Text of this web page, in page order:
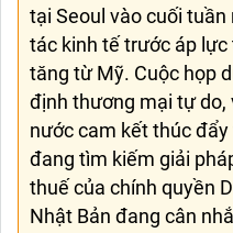
tại Seoul vào cuối
tác kinh tế trước áp
tăng từ Mỹ. Cuộc họp
định thương mại tự do,
nước cam kết thúc
đang tìm kiếm giải
thuế của chính quyền
Nhật Bản đang cân